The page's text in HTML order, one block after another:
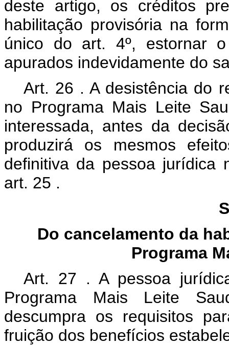
deste artigo, os créditos
habilitação provisória na
único do art. 4º, estornar
apurados indevidamente do
Art. 26 . A desistência do
no Programa Mais Leite
interessada, antes da
produzirá os mesmos
definitiva da pessoa jurídica
art. 25 .
Do cancelamento da
Programa
Art. 27 . A pessoa
Programa Mais Leite
descumpra os requisitos
fruição dos benefícios